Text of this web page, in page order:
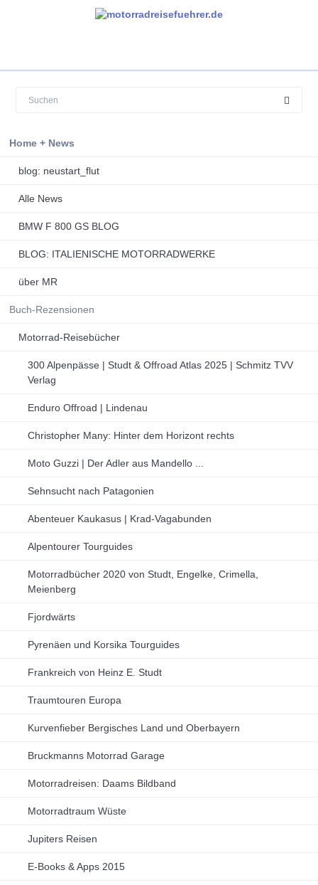
Home + News
blog: neustart_flut
Alle News
BMW F 800 GS BLOG
BLOG: ITALIENISCHE MOTORRADWERKE
über MR
Buch-Rezensionen
Motorrad-Reisebücher
300 Alpenpässe | Studt & Offroad Atlas 2025 | Schmitz TVV
Verlag
Enduro Offroad | Lindenau
Christopher Many: Hinter dem Horizont rechts
Moto Guzzi | Der Adler aus Mandello ...
Sehnsucht nach Patagonien
Abenteuer Kaukasus | Krad-Vagabunden
Alpentourer Tourguides
Motorradbücher 2020 von Studt, Engelke, Crimella,
Meienberg
Fjordwärts
Pyrenäen und Korsika Tourguides
Frankreich von Heinz E. Studt
Traumtouren Europa
Kurvenfieber Bergisches Land und Oberbayern
Bruckmanns Motorrad Garage
Motorradreisen: Daams Bildband
Motorradtraum Wüste
Jupiters Reisen
E-Books & Apps 2015